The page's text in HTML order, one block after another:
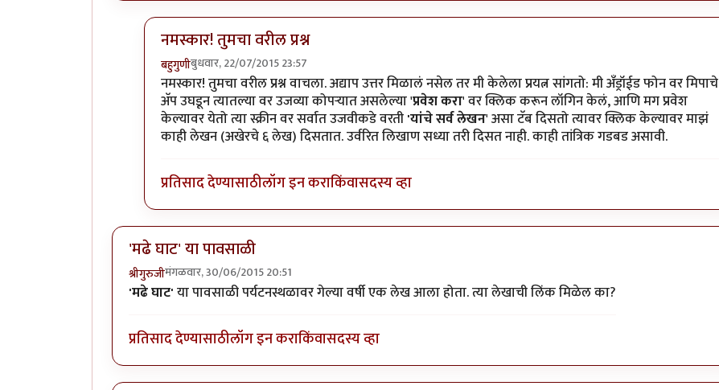
नमस्कार! तुमचा वरील प्रश्न
बहुगुणीबुधवार, 22/07/2015 23:57
In reply toऍप वर "माझे लेखन" हा टॅब दिसतbyकैलासवासी सोन्याबापु
नमस्कार! तुमचा वरील प्रश्न वाचला. अद्याप उत्तर मिळालं नसेल तर मी केलेला प्रयत्न सांगतो: मी अँड्रॉईड फोन वर मिपाचे
अ‍ॅप उघडून त्यातल्या वर उजव्या कोपर्‍यात असलेल्या 'प्रवेश करा' वर क्लिक करून लॉगिन केलं, आणि मग प्रवेश
केल्यावर येतो त्या स्क्रीन वर सर्वात उजवीकडे वरती'यांचे सर्व लेखन' असा टॅब दिसतो त्यावर क्लिक केल्यावर माझं
काही लेखन (अखेरचे ६ लेख) दिसतात. उर्वरित लिखाण सध्या तरी दिसत नाही. काही तांत्रिक गडबड असावी.
प्रतिसाद देण्यासाठीलॉग इन कराकिंवासदस्य व्हा
'मढे घाट' या पावसाळी
श्रीगुरुजीमंगळवार, 30/06/2015 20:51
'मढे घाट'या पावसाळी पर्यटनस्थळावर गेल्या वर्षी एक लेख आला होता. त्या लेखाची लिंक मिळेल का?
प्रतिसाद देण्यासाठीलॉग इन कराकिंवासदस्य व्हा